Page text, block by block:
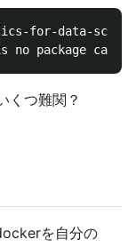
for-data-
くつ難関？
を自分の